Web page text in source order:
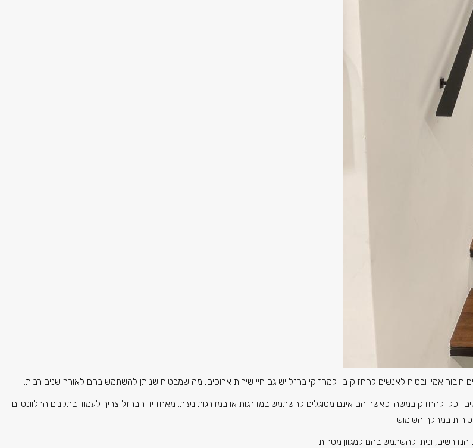
אמין ובטוח לאנשים להחזיק בו. למחזיקי ברזל יש גם חיי שירות ארוכים, מה שמבטיח שניתן להשתמש בהם לאורך שנים רבות.
להחזיק במשהו כאשר הם אינם מסוגלים להשתמש במדרגות או במדרגות נעות. מאחז יד הברזל צריך לעמוד בתקנים הרלוונטיים
במהלך השימוש.
וניתן להשתמש בהם למגוון מטרות.